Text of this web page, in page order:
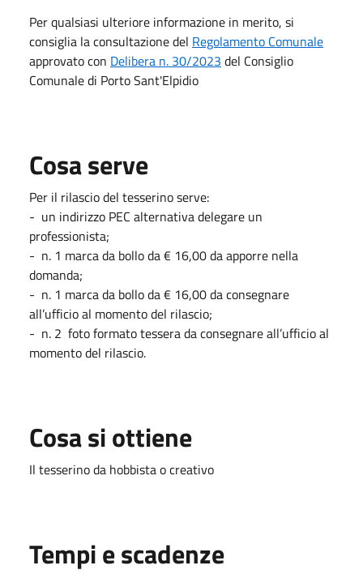
Per qualsiasi ulteriore informazione in merito, si
consiglia la consultazione del Regolamento Comunale
approvato con Delibera n. 30/2023 del Consiglio
Comunale di Porto Sant'Elpidio
Cosa serve
Per il rilascio del tesserino serve:
- un indirizzo PEC alternativa delegare un
professionista;
- n. 1 marca da bollo da € 16,00 da apporre nella
domanda;
- n. 1 marca da bollo da € 16,00 da consegnare
all’ufficio al momento del rilascio;
- n. 2 foto formato tessera da consegnare all’ufficio al
momento del rilascio.
Cosa si ottiene
Il tesserino da hobbista o creativo
Tempi e scadenze